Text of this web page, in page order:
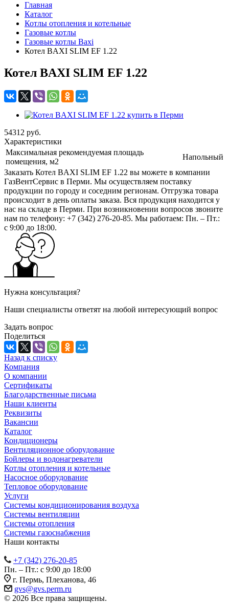
Главная
Каталог
Котлы отопления и котельные
Газовые котлы
Газовые котлы Baxi
Котел BAXI SLIM EF 1.22
Котел BAXI SLIM EF 1.22
54312 руб.
Характеристики
Максимальная рекомендуемая площадь
помещения, м2
Напольный
Заказать Котел BAXI SLIM EF 1.22 вы можете в компании
ГазВентСервис в Перми. Мы осуществляем поставку
продукции по городу и соседним регионам. Отгрузка товара
происходит в день оплаты заказа. Вся продукция находится у
нас на складе в Перми. При возникновении вопросов звоните
нам по телефону: +7 (342) 276-20-85. Мы работаем: Пн. – Пт.:
с 9:00 до 18:00.
Нужна консультация?
Наши специалисты ответят на любой интересующий вопрос
Задать вопрос
Поделиться
Назад к списку
Компания
О компании
Сертификаты
Благодарственные письма
Наши клиенты
Реквизиты
Вакансии
Каталог
Кондиционеры
Вентиляционное оборудование
Бойлеры и водонагреватели
Котлы отопления и котельные
Насосное оборудование
Тепловое оборудование
Услуги
Системы кондиционирования воздуха
Системы вентиляции
Системы отопления
Системы газоснабжения
Наши контакты
+7 (342) 276-20-85
Пн. – Пт.: с 9:00 до 18:00
г. Пермь, Плеханова, 46
gvs@gvs.perm.ru
© 2026 Все права защищены.